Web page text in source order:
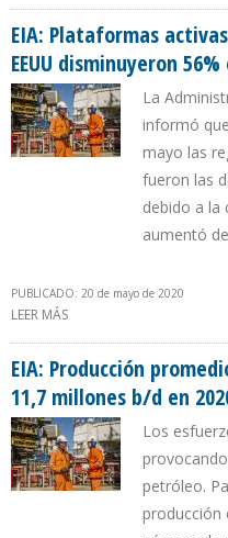
EIA: Plataformas
EEUU disminuyeron
La
informó
mayo las
fueron las
debido a la
aumentó
PUBLICADO: 20 de mayo de 2020
LEER MÁS
EIA: Producción
11,7 millones b/d en
Los
petróleo.
producción